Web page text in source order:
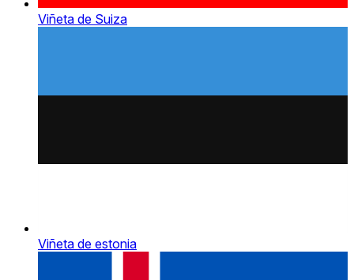
Viñeta de Suiza
Viñeta de estonia